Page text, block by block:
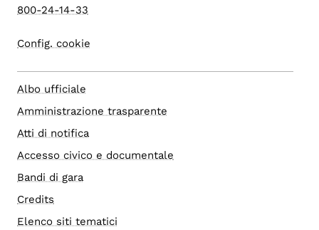
800-24-14-33
Config. cookie
Albo ufficiale
Amministrazione trasparente
Atti di notifica
Accesso civico e documentale
Bandi di gara
Credits
Elenco siti tematici